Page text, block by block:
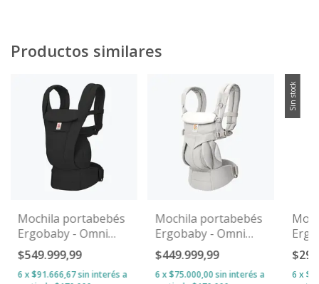
Productos similares
Mochila portabebés
Ergobaby - Omni
DELUXE Algodón
$549.999,99
6 x$91.666,67sin interés
Mochila portabebés
Ergobaby - Omni
CLASSIC 360
$449.999,99
6 x$75.000,00 sin interés
Sin stock
6 x